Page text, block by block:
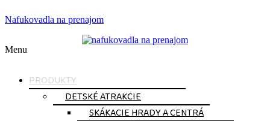
Nafukovadla na prenajom
Menu
PRODUKTY
DETSKÉ ATRAKCIE
SKÁKACIE HRADY A CENTRÁ